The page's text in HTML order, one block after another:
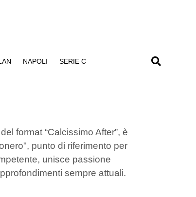
NAPOLI SERIE C
format “Calcissimo After”, è
punto di riferimento per
unisce passione
sempre attuali.